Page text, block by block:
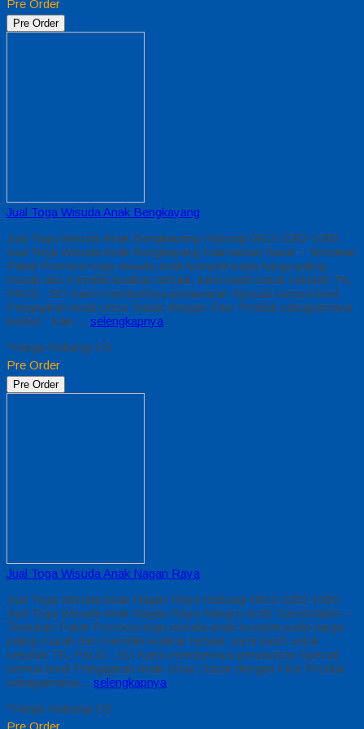
Pre Order
Pre Order
Jual Toga Wisuda Anak Bengkayang
Jual Toga Wisuda Anak Bengkayang Hubungi 0812-2282-1060
Jual Toga Wisuda Anak Bengkayang Kalimantan Barat – Temukan
Paket Promosi toga wisuda anak komplet pada harga paling
murah dan memiliki kualitas terbaik, kami kasih untuk sekolah TK,
PAUD , SD Kami memberinya penawaran Special semua level
Pengajaran Anak Umur Dasar dengan Fitur Produk sebagaimana
berikut : Kain… selengkapnya
*Harga Hubungi CS
Pre Order
Pre Order
Jual Toga Wisuda Anak Nagan Raya
Jual Toga Wisuda Anak Nagan Raya Hubungi 0812-2282-1060
Jual Toga Wisuda Anak Nagan Raya Nangro Aceh Darussalam –
Temukan Paket Promosi toga wisuda anak komplet pada harga
paling murah dan memiliki kualitas terbaik, kami kasih untuk
sekolah TK, PAUD , SD Kami memberinya penawaran Special
semua level Pengajaran Anak Umur Dasar dengan Fitur Produk
sebagaimana… selengkapnya
*Harga Hubungi CS
Pre Order